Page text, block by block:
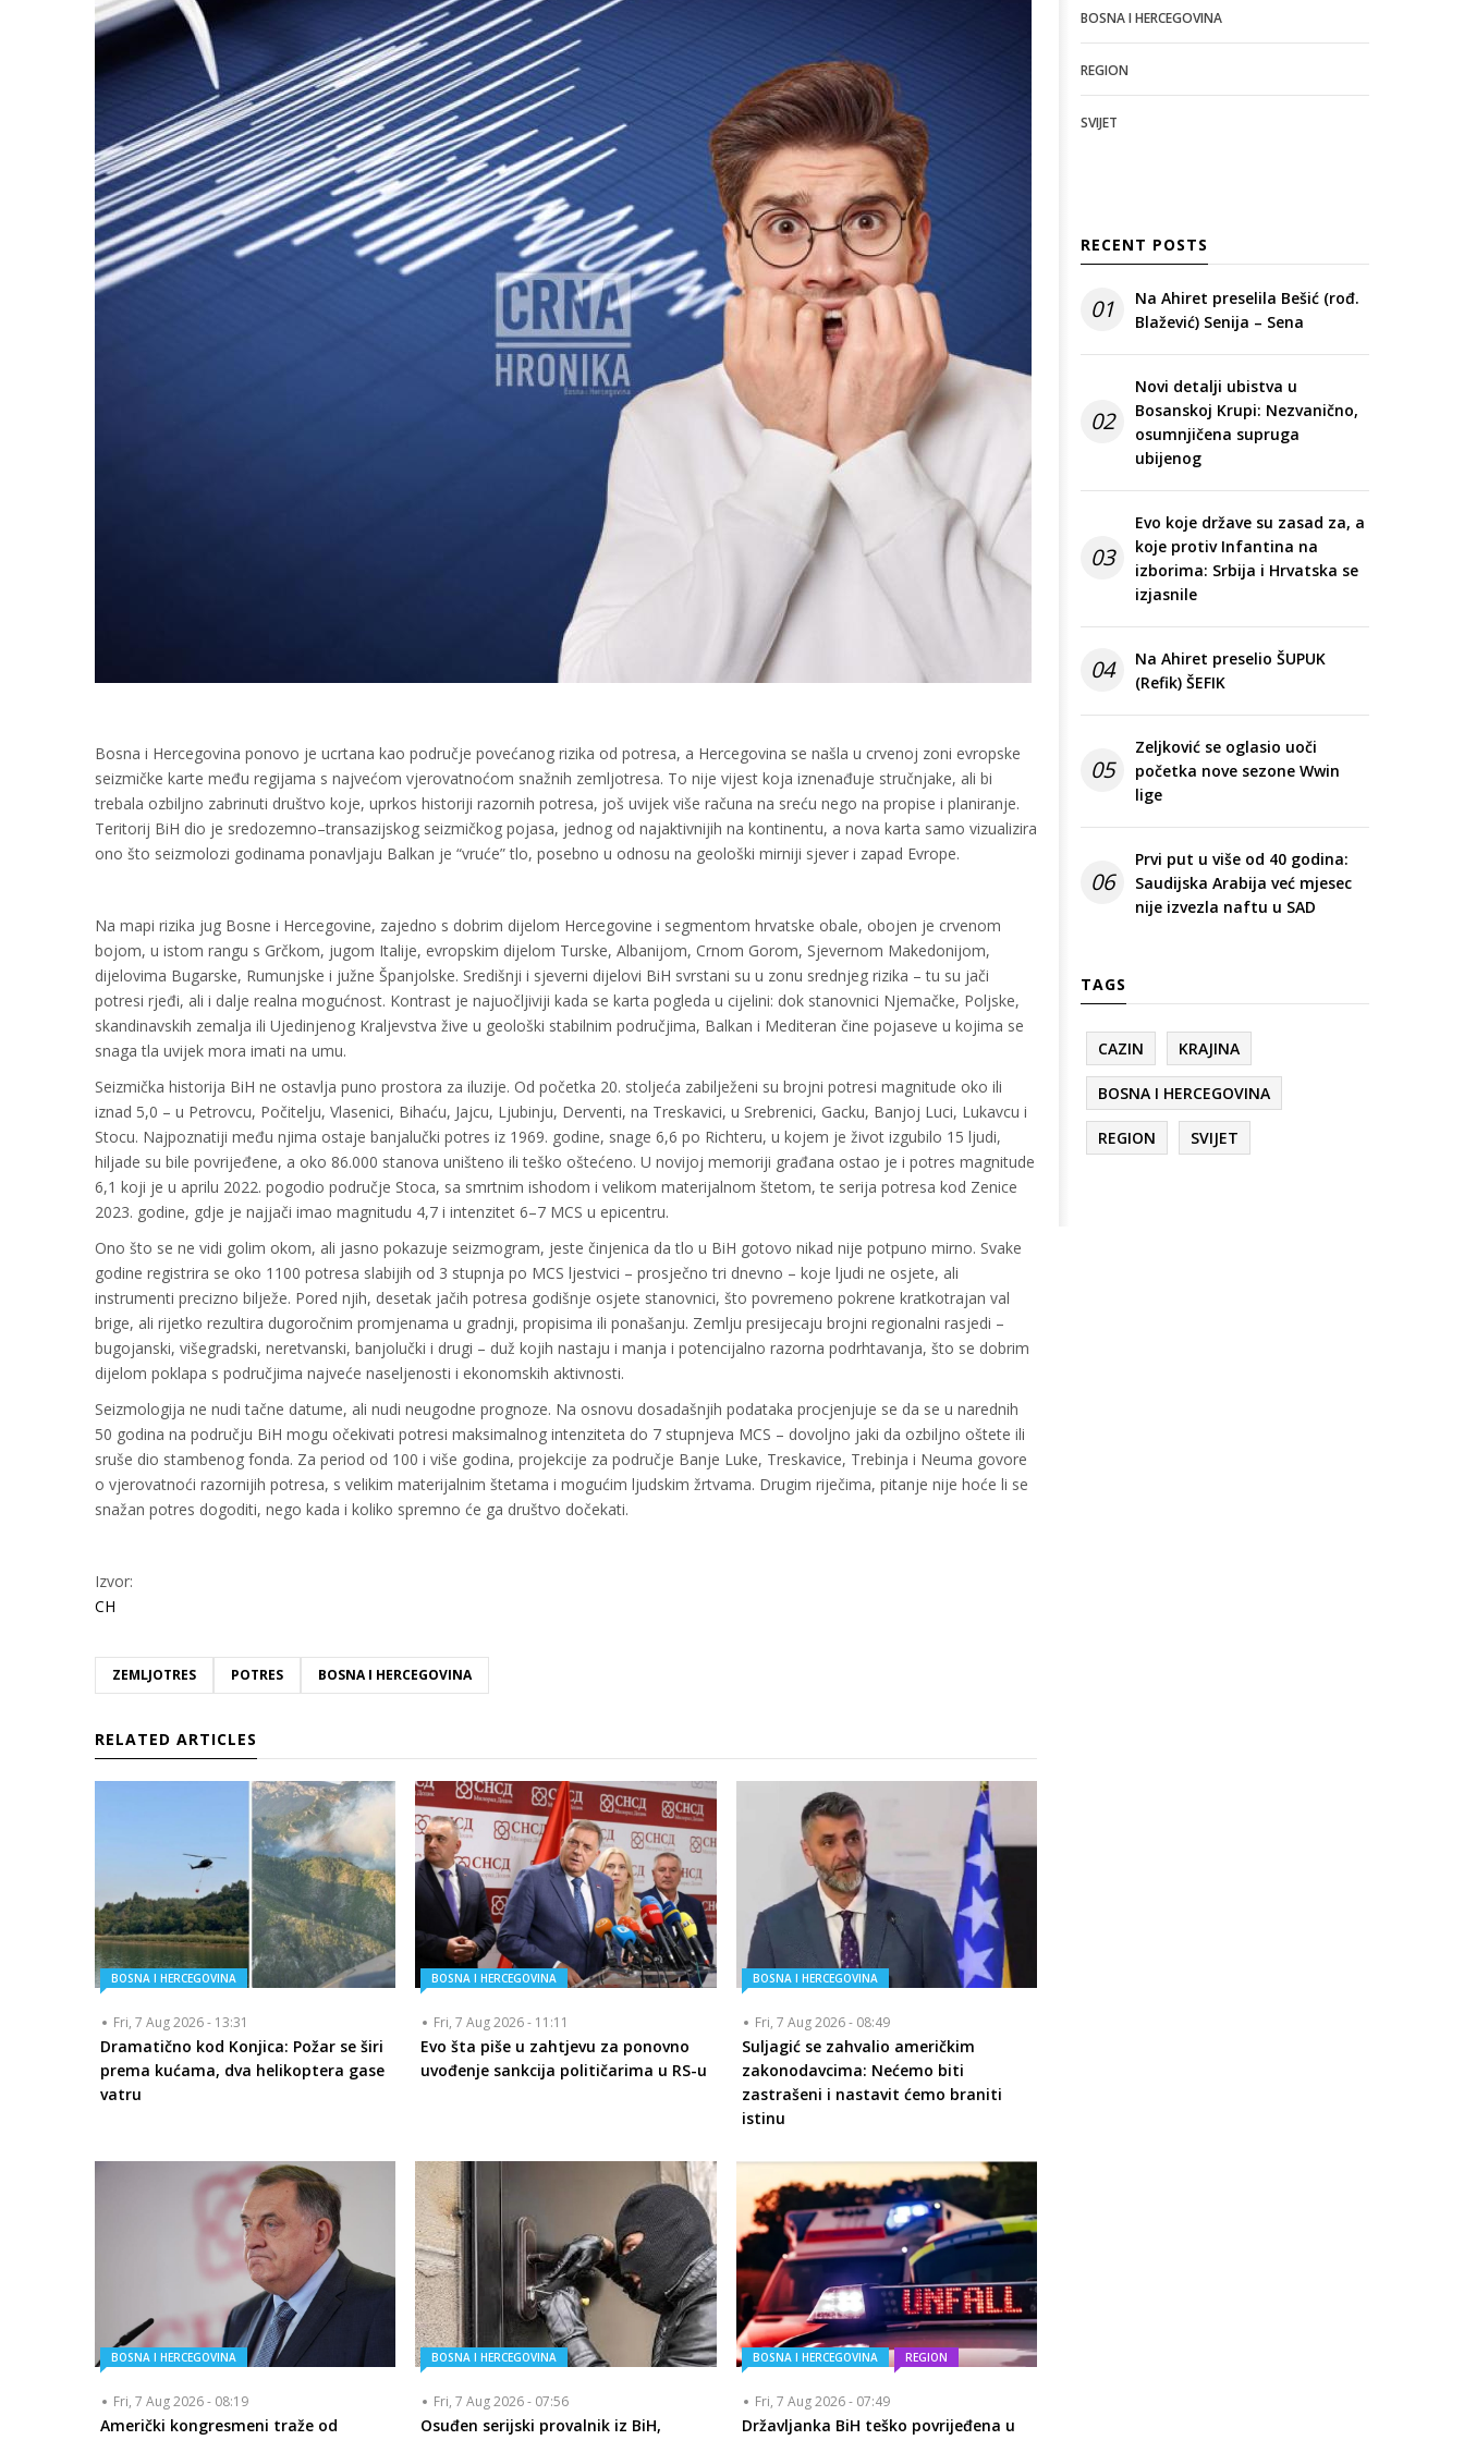
Bosna i Hercegovina ponovo je ucrtana kao područje povećanog rizika od potresa, a Hercegovina se našla u crvenoj zoni evropske
seizmičke karte među regijama s najvećom vjerovatnoćom snažnih zemljotresa. To nije vijest koja iznenađuje stručnjake, ali bi
trebala ozbiljno zabrinuti društvo koje, uprkos historiji razornih potresa, još uvijek više računa na sreću nego na propise i planiranje.
Teritorij BiH dio je sredozemno–transazijskog seizmičkog pojasa, jednog od najaktivnijih na kontinentu, a nova karta samo vizualizira
ono što seizmolozi godinama ponavljaju Balkan je “vruće” tlo, posebno u odnosu na geološki mirniji sjever i zapad Evrope.​
Na mapi rizika jug Bosne i Hercegovine, zajedno s dobrim dijelom Hercegovine i segmentom hrvatske obale, obojen je crvenom
bojom, u istom rangu s Grčkom, jugom Italije, evropskim dijelom Turske, Albanijom, Crnom Gorom, Sjevernom Makedonijom,
dijelovima Bugarske, Rumunjske i južne Španjolske. Središnji i sjeverni dijelovi BiH svrstani su u zonu srednjeg rizika – tu su jači
potresi rjeđi, ali i dalje realna mogućnost. Kontrast je najuočljiviji kada se karta pogleda u cijelini: dok stanovnici Njemačke, Poljske,
skandinavskih zemalja ili Ujedinjenog Kraljevstva žive u geološki stabilnim područjima, Balkan i Mediteran čine pojaseve u kojima se
snaga tla uvijek mora imati na umu.​
Seizmička historija BiH ne ostavlja puno prostora za iluzije. Od početka 20. stoljeća zabilježeni su brojni potresi magnitude oko ili
iznad 5,0 – u Petrovcu, Počitelju, Vlasenici, Bihaću, Jajcu, Ljubinju, Derventi, na Treskavici, u Srebrenici, Gacku, Banjoj Luci, Lukavcu i
Stocu. Najpoznatiji među njima ostaje banjalučki potres iz 1969. godine, snage 6,6 po Richteru, u kojem je život izgubilo 15 ljudi,
hiljade su bile povrijeđene, a oko 86.000 stanova uništeno ili teško oštećeno. U novijoj memoriji građana ostao je i potres magnitude
6,1 koji je u aprilu 2022. pogodio područje Stoca, sa smrtnim ishodom i velikom materijalnom štetom, te serija potresa kod Zenice
2023. godine, gdje je najjači imao magnitudu 4,7 i intenzitet 6–7 MCS u epicentru.​
Ono što se ne vidi golim okom, ali jasno pokazuje seizmogram, jeste činjenica da tlo u BiH gotovo nikad nije potpuno mirno. Svake
godine registrira se oko 1100 potresa slabijih od 3 stupnja po MCS ljestvici – prosječno tri dnevno – koje ljudi ne osjete, ali
instrumenti precizno bilježe. Pored njih, desetak jačih potresa godišnje osjete stanovnici, što povremeno pokrene kratkotrajan val
brige, ali rijetko rezultira dugoročnim promjenama u gradnji, propisima ili ponašanju. Zemlju presijecaju brojni regionalni rasjedi –
bugojanski, višegradski, neretvanski, banjolučki i drugi – duž kojih nastaju i manja i potencijalno razorna podrhtavanja, što se dobrim
dijelom poklapa s područjima najveće naseljenosti i ekonomskih aktivnosti.​
Seizmologija ne nudi tačne datume, ali nudi neugodne prognoze. Na osnovu dosadašnjih podataka procjenjuje se da se u narednih
50 godina na području BiH mogu očekivati potresi maksimalnog intenziteta do 7 stupnjeva MCS – dovoljno jaki da ozbiljno oštete ili
sruše dio stambenog fonda. Za period od 100 i više godina, projekcije za područje Banje Luke, Treskavice, Trebinja i Neuma govore
o vjerovatnoći razornijih potresa, s velikim materijalnim štetama i mogućim ljudskim žrtvama. Drugim riječima, pitanje nije hoće li se
snažan potres dogoditi, nego kada i koliko spremno će ga društvo dočekati.​
Izvor:
CH
ZEMLJOTRES POTRES BOSNA I HERCEGOVINA
RELATED ARTICLES
BOSNA I HERCEGOVINA
Fri, 7 Aug 2026 - 13:31
Dramatično kod Konjica: Požar se širi
prema kućama, dva helikoptera gase
vatru
BOSNA I HERCEGOVINA
Fri, 7 Aug 2026 - 11:11
Evo šta piše u zahtjevu za ponovno
uvođenje sankcija političarima u RS-u
BOSNA I HERCEGOVINA
Fri, 7 Aug 2026 - 08:49
Suljagić se zahvalio američkim
zakonodavcima: Nećemo biti
zastrašeni i nastavit ćemo braniti
istinu
BOSNA I HERCEGOVINA
Fri, 7 Aug 2026 - 08:19
Američki kongresmeni traže od
BOSNA I HERCEGOVINA
Fri, 7 Aug 2026 - 07:56
Osuđen serijski provalnik iz BiH,
BOSNA I HERCEGOVINA REGION
Fri, 7 Aug 2026 - 07:49
Državljanka BiH teško povrijeđena u
BOSNA I HERCEGOVINA
REGION
SVIJET
RECENT POSTS
01
Na Ahiret preselila Bešić (rođ.
Blažević) Senija – Sena
02
Novi detalji ubistva u
Bosanskoj Krupi: Nezvanično,
osumnjičena supruga
ubijenog
03
Evo koje države su zasad za, a
koje protiv Infantina na
izborima: Srbija i Hrvatska se
izjasnile
04
Na Ahiret preselio ŠUPUK
(Refik) ŠEFIK
05
Zeljković se oglasio uoči
početka nove sezone Wwin
lige
06
Prvi put u više od 40 godina:
Saudijska Arabija već mjesec
nije izvezla naftu u SAD
TAGS
CAZIN KRAJINA
BOSNA I HERCEGOVINA
REGION SVIJET